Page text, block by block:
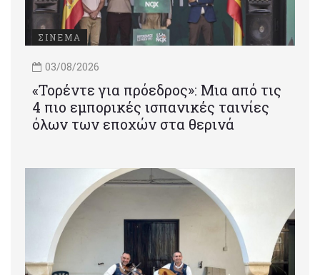
ΣΙΝΕΜΑ
03/08/2026
«Τορέντε για πρόεδρος»: Mια από τις
4 πιο εμπορικές ισπανικές ταινίες
όλων των εποχών στα θερινά